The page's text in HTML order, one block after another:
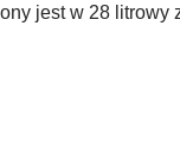
jest w 28 litrowy